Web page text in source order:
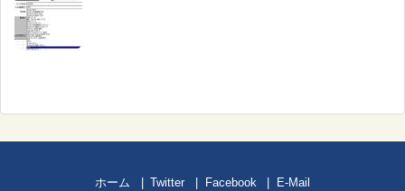
ホーム Twitter Facebook E-Mail